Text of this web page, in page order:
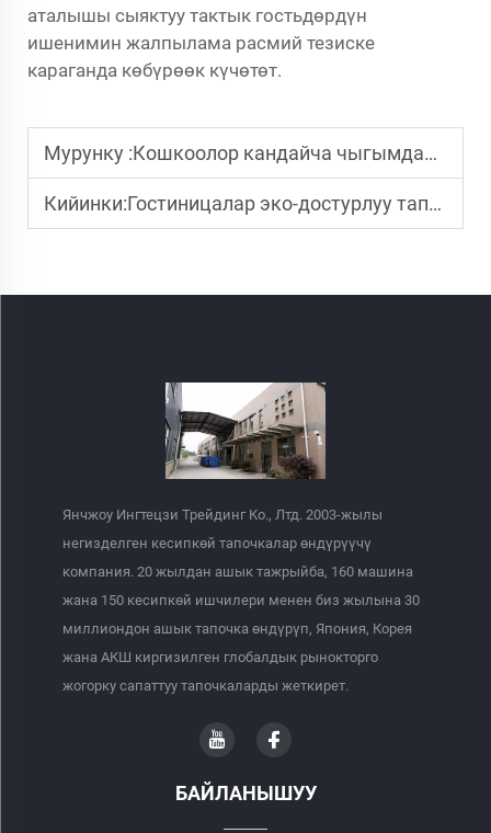
аталышы сыяктуу тактык гостьдөрдүн
ишенимин жалпылама расмий тезиске
караганда көбүрөөк күчөтөт.
Мурунку :Кошкоолор кандайча чыгымдарды азайта алышат
Кийинки:Гостиницалар эко-достурлуу тапочкаларды колдонуп, чыгымдарды канча азайта алышат?
Янчжоу Ингтецзи Трейдинг Ко., Лтд. 2003-жылы
негизделген кесипкөй тапочкалар өндүрүүчү
компания. 20 жылдан ашык тажрыйба, 160 машина
жана 150 кесипкөй ишчилери менен биз жылына 30
миллиондон ашык тапочка өндүрүп, Япония, Корея
жана АКШ киргизилген глобалдык рынокторго
жогорку сапаттуу тапочкаларды жеткирет.
БАЙЛАНЫШУУ